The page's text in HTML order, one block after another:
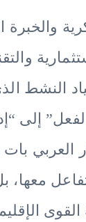
والخبرة
النشط
العربي بات